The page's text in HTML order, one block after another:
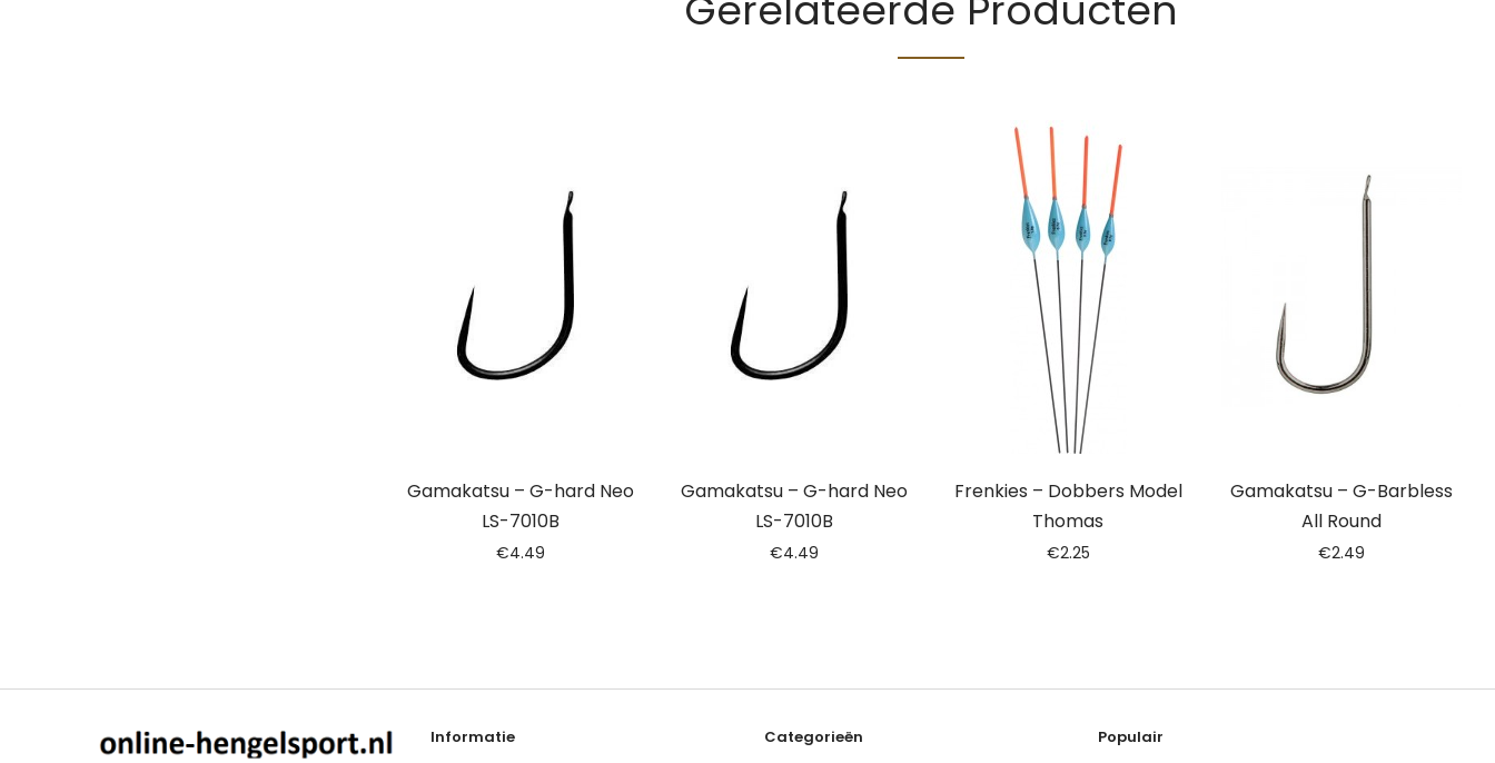
Gamakatsu – G-hard Neo
LS-7010B
€4.49
Gamakatsu – G-hard Neo
LS-7010B
€4.49
Frenkies – Dobbers Model
Thomas
€2.25
Gamakatsu – G-Barbless
All Round
€2.49
Informatie Categorieën Populair